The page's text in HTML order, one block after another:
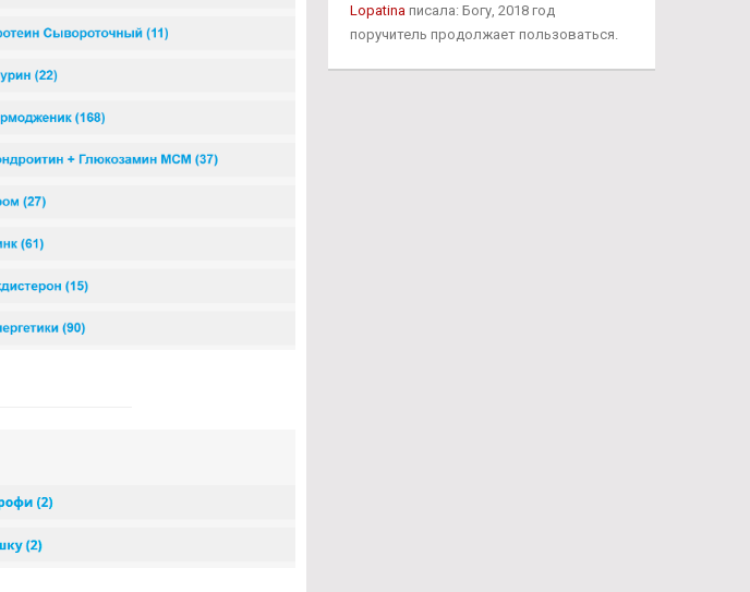
Lopatinaписала: Богу, 2018 год
поручитель продолжает пользоваться.